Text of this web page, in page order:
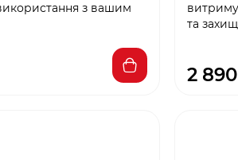
з вашим
та захищ
2